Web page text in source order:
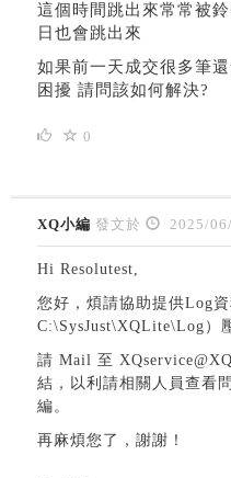
這個時間跳出來常常被
日也會跳出來
如果前一天成交很多筆
困擾 請問該如何解決?
0
XQ小編 發文於 2025/
Hi Resolutest,
您好，煩請協助提供Log資
C:\SysJust\XQLite\Log）
請 Mail 至
結，以利請相關人員查看
編。
再麻煩您了，謝謝！